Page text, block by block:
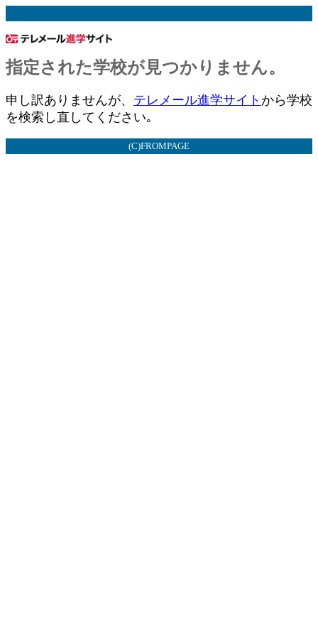
指定された学校が見つかりません。
申し訳ありませんが、 テレメール進学サイト から学校
を検索し直してください｡
(C)FROMPAGE